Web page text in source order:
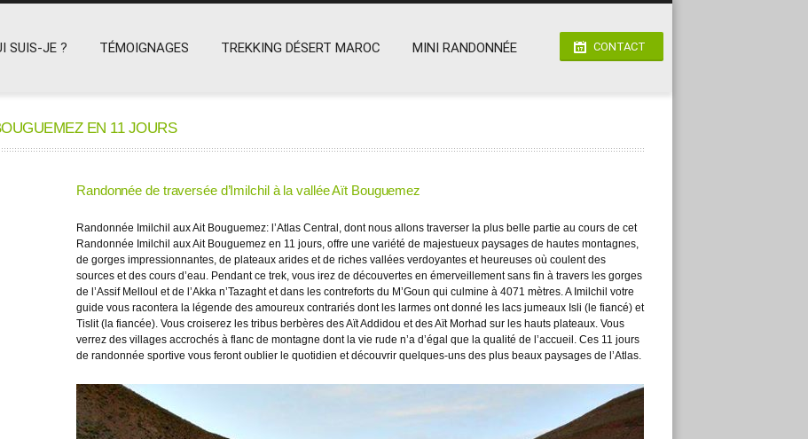
CONTACT
SUIS-JE ? TÉMOIGNAGES TREKKING DÉSERT MAROC MINI RANDONNÉE
EN 11 JOURS
Randonnée de traversée d’Imilchil à la vallée Aït Bouguemez
Randonnée Imilchil aux Ait Bouguemez: l’Atlas Central, dont nous allons traverser la plus belle partie au cours de cet
Randonnée Imilchil aux Ait Bouguemez en 11 jours, offre une variété de majestueux paysages de hautes montagnes,
de gorges impressionnantes, de plateaux arides et de riches vallées verdoyantes et heureuses où coulent des
sources et des cours d’eau. Pendant ce trek, vous irez de découvertes en émerveillement sans fin à travers les gorges
de l’Assif Melloul et de l’Akka n’Tazaght et dans les contreforts du M’Goun qui culmine à 4071 mètres. A Imilchil votre
guide vous racontera la légende des amoureux contrariés dont les larmes ont donné les lacs jumeaux Isli (le fiancé) et
Tislit (la fiancée). Vous croiserez les tribus berbères des Aït Addidou et des Aït Morhad sur les hauts plateaux. Vous
verrez des villages accrochés à flanc de montagne dont la vie rude n’a d’égal que la qualité de l’accueil. Ces 11 jours
de randonnée sportive vous feront oublier le quotidien et découvrir quelques-uns des plus beaux paysages de l’Atlas.